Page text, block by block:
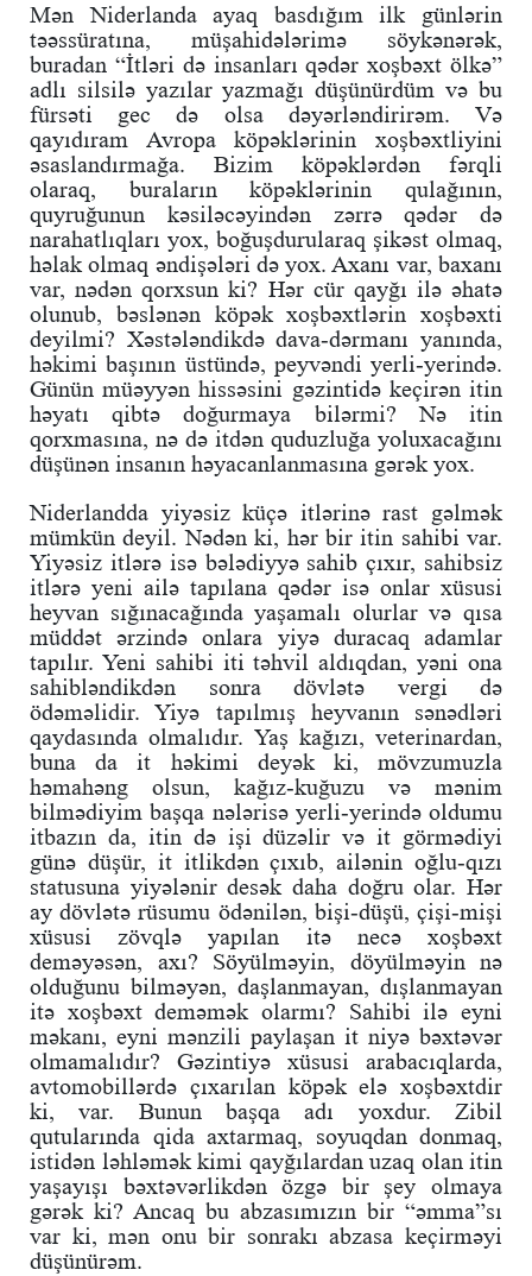
Mən Niderlanda ayaq basdığım ilk günlərin
təəssüratına, müşahidələrimə söykənərək,
buradan “İtləri də insanları qədər xoşbəxt ölkə”
adlı silsilə yazılar yazmağı düşünürdüm və bu
fürsəti gec də olsa dəyərləndirirəm. Və
qayıdıram Avropa köpəklərinin xoşbəxtliyini
əsaslandırmağa. Bizim köpəklərdən fərqli
olaraq, buraların köpəklərinin qulağının,
quyruğunun kəsiləcəyindən zərrə qədər də
narahatlıqları yox, boğuşdurularaq şikəst olmaq,
həlak olmaq əndişələri də yox. Axanı var, baxanı
var, nədən qorxsun ki? Hər cür qayğı ilə əhatə
olunub, bəslənən köpək xoşbəxtlərin xoşbəxti
deyilmi? Xəstələndikdə dava-dərmanı yanında,
həkimi başının üstündə, peyvəndi yerli-yerində.
Günün müəyyən hissəsini gəzintidə keçirən itin
həyatı qibtə doğurmaya bilərmi? Nə itin
qorxmasına, nə də itdən quduzluğa yoluxacağını
düşünən insanın həyacanlanmasına gərək yox.
Niderlandda yiyəsiz küçə itlərinə rast gəlmək
mümkün deyil. Nədən ki, hər bir itin sahibi var.
Yiyəsiz itlərə isə bələdiyyə sahib çıxır, sahibsiz
itlərə yeni ailə tapılana qədər isə onlar xüsusi
heyvan sığınacağında yaşamalı olurlar və qısa
müddət ərzində onlara yiyə duracaq adamlar
tapılır. Yeni sahibi iti təhvil aldıqdan, yəni ona
sahibləndikdən sonra dövlətə vergi də
ödəməlidir. Yiyə tapılmış heyvanın sənədləri
qaydasında olmalıdır. Yaş kağızı, veterinardan,
buna da it həkimi deyək ki, mövzumuzla
həmahəng olsun, kağız-kuğuzu və mənim
bilmədiyim başqa nələrisə yerli-yerində oldumu
itbazın da, itin də işi düzəlir və it görmədiyi
günə düşür, it itlikdən çıxıb, ailənin oğlu-qızı
statusuna yiyələnir desək daha doğru olar. Hər
ay dövlətə rüsumu ödənilən, bişi-düşü, çişi-mişi
xüsusi zövqlə yapılan itə necə xoşbəxt
deməyəsən, axı? Söyülməyin, döyülməyin nə
olduğunu bilməyən, daşlanmayan, dışlanmayan
itə xoşbəxt deməmək olarmı? Sahibi ilə eyni
məkanı, eyni mənzili paylaşan it niyə bəxtəvər
olmamalıdır? Gəzintiyə xüsusi arabacıqlarda,
avtomobillərdə çıxarılan köpək elə xoşbəxtdir
ki, var. Bunun başqa adı yoxdur. Zibil
qutularında qida axtarmaq, soyuqdan donmaq,
istidən ləhləmək kimi qayğılardan uzaq olan itin
yaşayışı bəxtəvərlikdən özgə bir şey olmaya
gərək ki? Ancaq bu abzasımızın bir “əmma”sı
var ki, mən onu bir sonrakı abzasa keçirməyi
düşünürəm.